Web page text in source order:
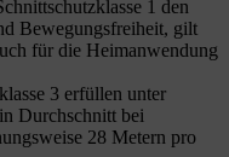
1 den
Bewegungsfreiheit, gilt
für die Heimanwendung
3 erfüllen unter
Durchschnitt bei
28 Metern pro